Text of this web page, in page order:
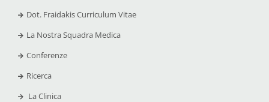
Dot. Fraidakis Curriculum Vitae
La Nostra Squadra Medica
Conferenze
Ricerca
La Clinica